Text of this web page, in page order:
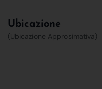
Ubicazione
(Ubicazione Approsimativa)